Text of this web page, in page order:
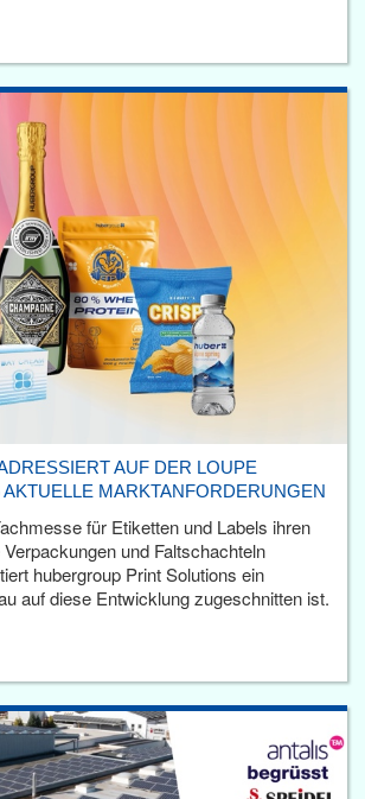
AUF DER LOUPE
MARKTANFORDERUNGEN
für Etiketten und Labels ihren
und Faltschachteln
hubergroup Print Solutions ein
auf diese Entwicklung zugeschnitten ist.